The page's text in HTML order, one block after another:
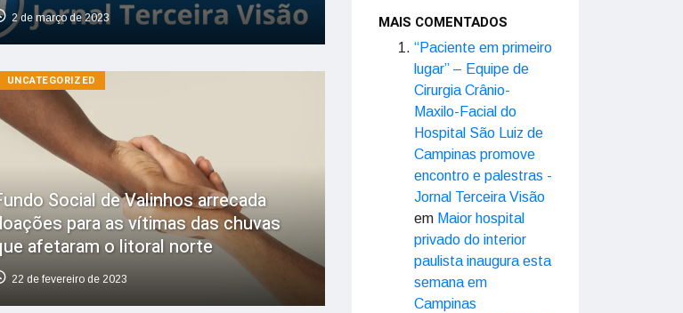
2 de março de 2023
UNCATEGORIZED
Social de Valinhos arrecada
para as vítimas das chuvas
afetaram o litoral norte
22 de fevereiro de 2023
MAIS COMENTADOS
“Paciente em primeiro
lugar” – Equipe de
Cirurgia Crânio-
Maxilo-Facial do
Hospital São Luiz de
Campinas promove
encontro e palestras -
Jornal Terceira Visão
em Maior hospital
privado do interior
paulista inaugura esta
semana em
Campinas